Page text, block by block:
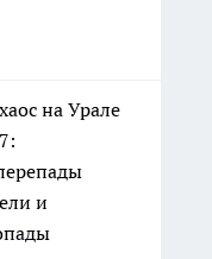
на Урале
и